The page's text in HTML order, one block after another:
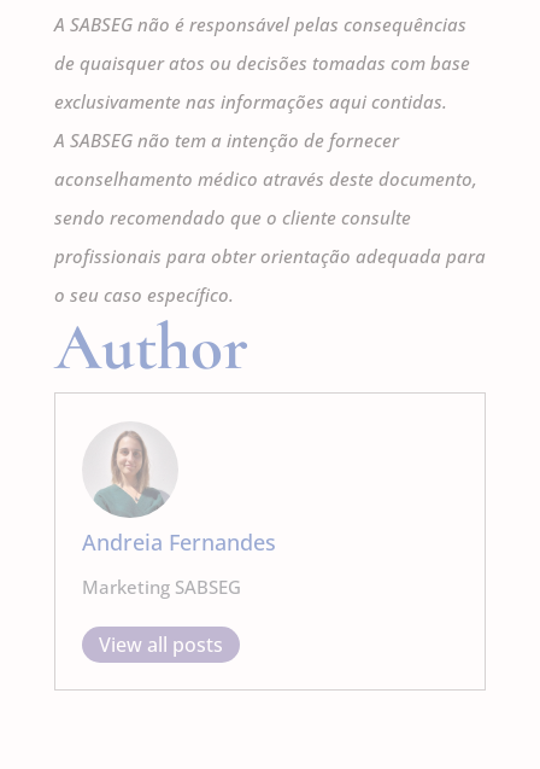
A SABSEG não é responsável pelas consequências
de quaisquer atos ou decisões tomadas com base
exclusivamente nas informações aqui contidas.
A SABSEG não tem a intenção de fornecer
aconselhamento médico através deste documento,
sendo recomendado que o cliente consulte
profissionais para obter orientação adequada para
o seu caso específico.
Author
Andreia Fernandes
Marketing SABSEG
View all posts